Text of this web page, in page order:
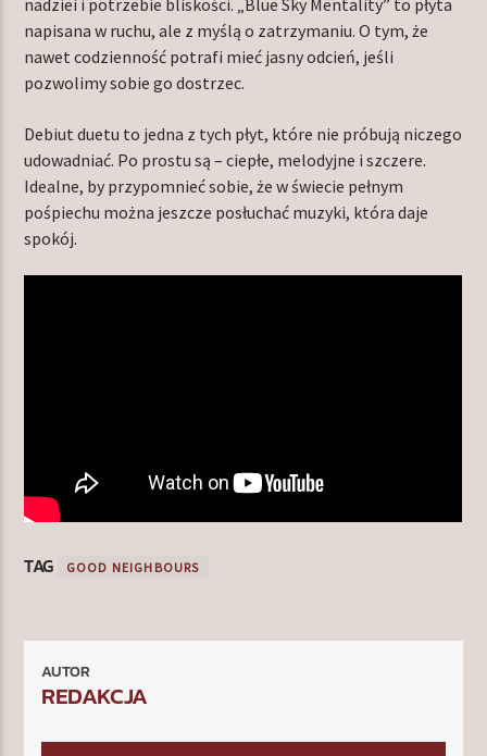
nadziei i potrzebie bliskości. „Blue Sky Mentality” to płyta
napisana w ruchu, ale z myślą o zatrzymaniu. O tym, że
nawet codzienność potrafi mieć jasny odcień, jeśli
pozwolimy sobie go dostrzec.
Debiut duetu to jedna z tych płyt, które nie próbują niczego
udowadniać. Po prostu są – ciepłe, melodyjne i szczere.
Idealne, by przypomnieć sobie, że w świecie pełnym
pośpiechu można jeszcze posłuchać muzyki, która daje
spokój.
TAG GOOD NEIGHBOURS
AUTOR
REDAKCJA